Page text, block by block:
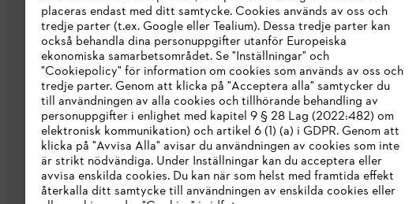
Allmänna villkor och bestämmelser Integritetspolicy
placeras endast med ditt samtycke. Cookies används av oss och
tredje parter (t.ex. Google eller Tealium). Dessa tredje parter kan
också behandla dina personuppgifter utanför Europeiska
ekonomiska samarbetsområdet. Se "Inställningar" och
"Cookiepolicy" för information om cookies som används av oss och
tredje parter. Genom att klicka på "Acceptera alla" samtycker du
till användningen av alla cookies och tillhörande behandling av
personuppgifter i enlighet med kapitel 9 § 28 Lag (2022:482) om
elektronisk kommunikation) och artikel 6 (1) (a) i GDPR. Genom att
klicka på "Avvisa Alla" avisar du användningen av cookies som inte
är strikt nödvändiga. Under Inställningar kan du acceptera eller
avvisa enskilda cookies. Du kan när som helst med framtida effekt
återkalla ditt samtycke till användningen av enskilda cookies eller